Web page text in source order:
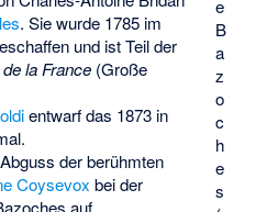
e
B
a
z
o
c
h
e
s
. Sie wurde 1785 im
und ist Teil der
la France(Große
entwarf das 1873 in
der berühmten
Coysevox bei der
auf.